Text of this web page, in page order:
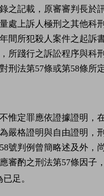
之記載，原審審判長
處上訴人極刑之其他科
間所犯殺人案件之起
所踐行之訴訟程序與科
刑法第57條或第58條所
惟定罪應依證據證明，
嚴格證明與自由證明，
號判例曾簡略述及外
審酌之刑法第57條因
已足。